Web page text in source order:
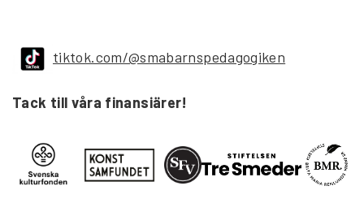
tiktok.com/@smabarnspedagogiken
Tack till våra finansiärer!